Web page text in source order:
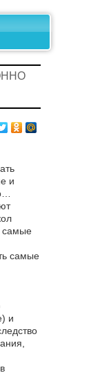
и
самые
самые
и